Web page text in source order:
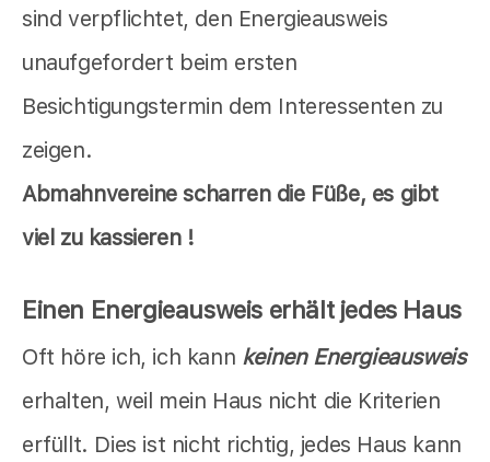
sind verpflichtet, den Energieausweis
unaufgefordert beim ersten
Besichtigungstermin dem Interessenten zu
zeigen.
Abmahnvereine scharren die Füße, es gibt
viel zu kassieren !
Einen Energieausweis erhält jedes Haus
Oft höre ich, ich kann keinen Energieausweis
erhalten, weil mein Haus nicht die Kriterien
erfüllt. Dies ist nicht richtig, jedes Haus kann